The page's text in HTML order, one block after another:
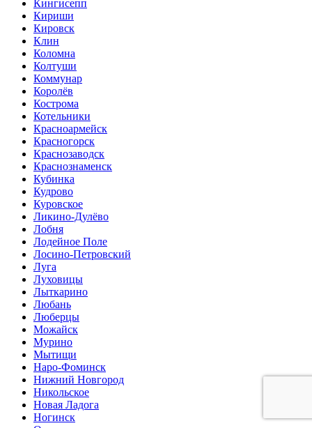
Кингисепп
Кириши
Кировск
Клин
Коломна
Колтуши
Коммунар
Королёв
Кострома
Котельники
Красноармейск
Красногорск
Краснозаводск
Краснознаменск
Кубинка
Кудрово
Куровское
Ликино-Дулёво
Лобня
Лодейное Поле
Лосино-Петровский
Луга
Луховицы
Лыткарино
Любань
Люберцы
Можайск
Мурино
Мытищи
Наро-Фоминск
Нижний Новгород
Никольское
Новая Ладога
Ногинск